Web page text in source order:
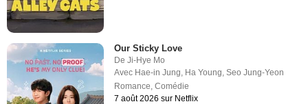
Our Sticky Love
DeJi-Hye Mo
Avec Hae-in Jung, Ha Young,Seo Jung-Yeon
Romance,Comédie
7 août 2026 sur Netflix